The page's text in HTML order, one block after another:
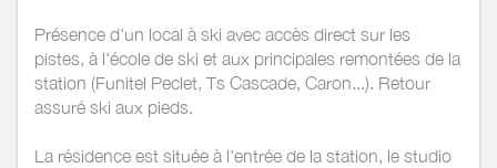
Présence d'un local à ski avec accès direct sur les
pistes, à l'école de ski et aux principales remontées de la
station (Funitel Peclet, Ts Cascade, Caron...). Retour
assuré ski aux pieds.
La résidence est située à l'entrée de la station, le studio